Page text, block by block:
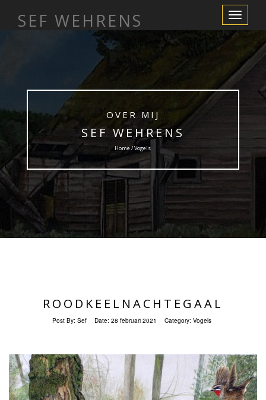
Toggle
Navigation
SEF WEHRENS
OVER MIJ
SEF WEHRENS
Home / Vogels
ROODKEELNACHTEGAAL
Post By: Sef Date: 28 februari 2021 Category: Vogels